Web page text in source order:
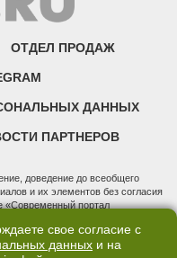
ОТДЕЛ ПРОДАЖ
ДАННЫХ
ПАРТНЕРОВ
доведение до всеобщего
и их элементов без согласия
«Современный портал
и массовых коммуникаций
ФС 77 - 76634 от 02.09.2019
свое согласие с
данных и на